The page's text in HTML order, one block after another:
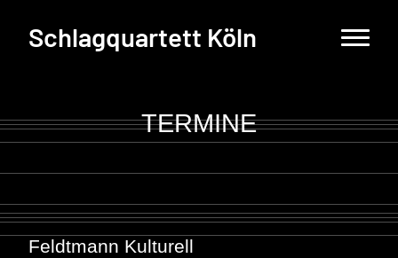
Schlagquartett Köln
TERMINE
Feldtmann Kulturell